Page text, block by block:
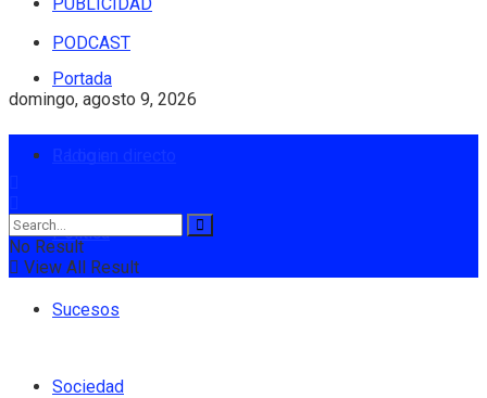
PODCAST
domingo, agosto 9, 2026
Portada
Política
Sucesos
Sociedad
No Result
View All Result